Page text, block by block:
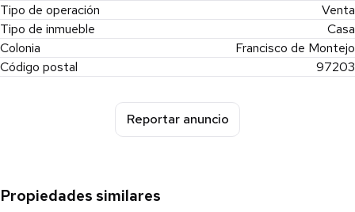
Tipo de operación
Venta
Tipo de inmueble
Casa
Colonia
Francisco de Montejo
Código postal
97203
Reportar anuncio
Propiedades similares